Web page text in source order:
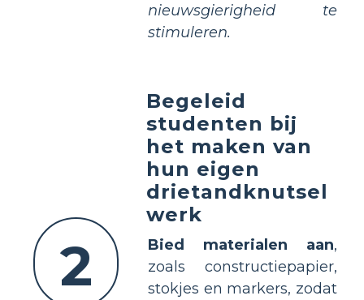
nieuwsgierigheid te
stimuleren.
2
Begeleid
studenten bij
het maken van
hun eigen
drietandknutsel
werk
Bied materialen aan,
zoals constructiepapier,
stokjes en markers, zodat